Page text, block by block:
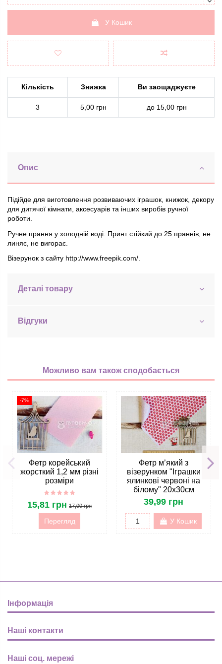
У Кошик
Кількість Знижка Ви заощаджуєте
3 5,00 грн до 15,00 грн
Опис
Підійде для виготовлення розвиваючих іграшок, книжок, декору
для дитячої кімнати, аксесуарів та інших виробів ручної
роботи.
Ручне прання у холодній воді. Принт стійкий до 25 праннів, не
линяє, не вигорає.
Візерунок з сайту http://www.freepik.com/.
Деталі товару
Відгуки
Можливо вам також сподобається
-7%
Фетр корейський
жорсткий 1,2 мм різні
розміри
15,81 грн 17,00 грн
Перегляд
Фетр м’який з
візерунком "Іграшки
ялинкові червоні на
білому" 20х30см
39,99 грн
У Кошик
Інформація
Наші контакти
Наші соц. мережі